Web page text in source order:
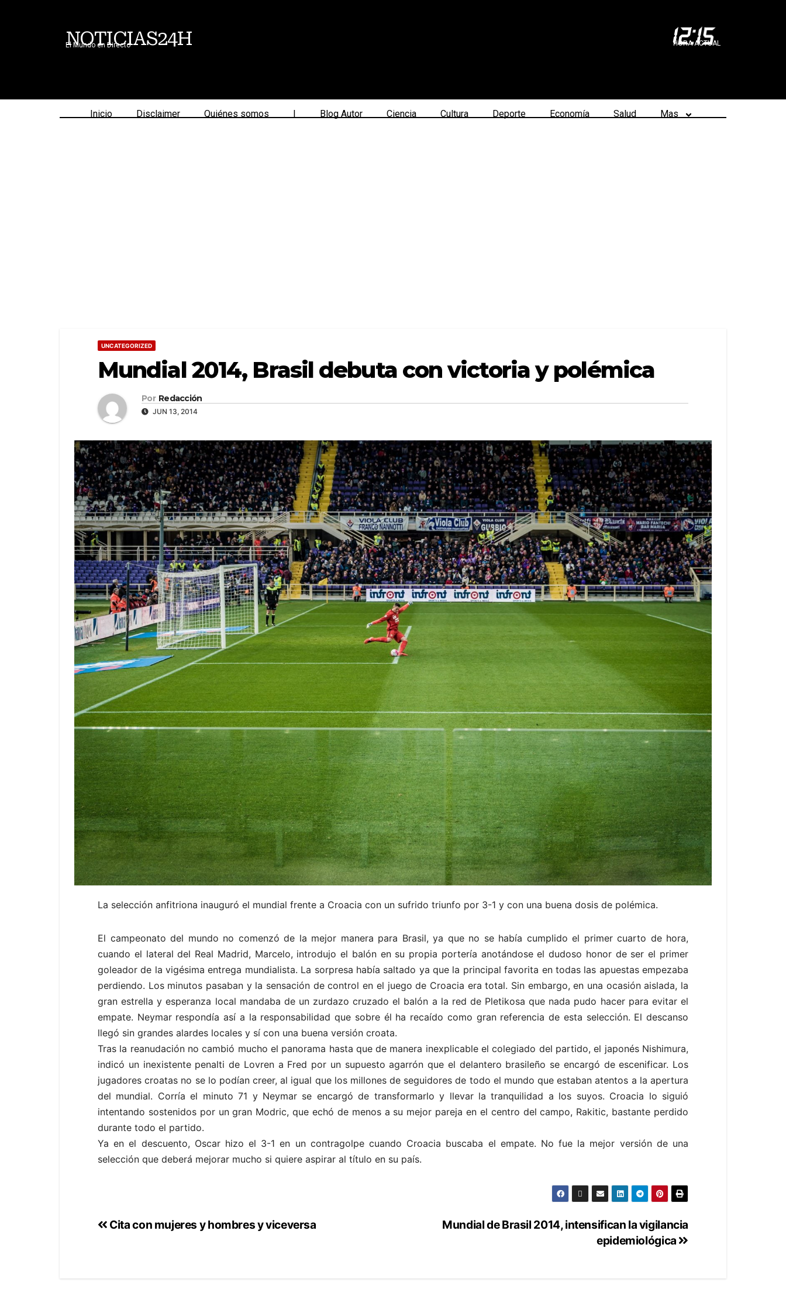
NOTICIAS24H
El Mundo en Directo 12:15
HORA ACTUAL
Inicio Disclaimer Quiénes somos | Blog Autor Ciencia Cultura Deporte Economía Salud Mas
UNCATEGORIZED
Mundial 2014, Brasil debuta con victoria y polémica
Por Redacción
JUN 13, 2014
La selección anfitriona inauguró el mundial frente a Croacia con un sufrido triunfo por 3-1 y con una buena dosis de polémica.
El campeonato del mundo no comenzó de la mejor manera para Brasil, ya que no se había cumplido el primer cuarto de hora,
cuando el lateral del Real Madrid, Marcelo, introdujo el balón en su propia portería anotándose el dudoso honor de ser el primer
goleador de la vigésima entrega mundialista. La sorpresa había saltado ya que la principal favorita en todas las apuestas empezaba
perdiendo. Los minutos pasaban y la sensación de control en el juego de Croacia era total. Sin embargo, en una ocasión aislada, la
gran estrella y esperanza local mandaba de un zurdazo cruzado el balón a la red de Pletikosa que nada pudo hacer para evitar el
empate. Neymar respondía así a la responsabilidad que sobre él ha recaído como gran referencia de esta selección. El descanso
llegó sin grandes alardes locales y sí con una buena versión croata.
Tras la reanudación no cambió mucho el panorama hasta que de manera inexplicable el colegiado del partido, el japonés Nishimura,
indicó un inexistente penalti de Lovren a Fred por un supuesto agarrón que el delantero brasileño se encargó de escenificar. Los
jugadores croatas no se lo podían creer, al igual que los millones de seguidores de todo el mundo que estaban atentos a la apertura
del mundial. Corría el minuto 71 y Neymar se encargó de transformarlo y llevar la tranquilidad a los suyos. Croacia lo siguió
intentando sostenidos por un gran Modric, que echó de menos a su mejor pareja en el centro del campo, Rakitic, bastante perdido
durante todo el partido.
Ya en el descuento, Oscar hizo el 3-1 en un contragolpe cuando Croacia buscaba el empate. No fue la mejor versión de una
selección que deberá mejorar mucho si quiere aspirar al título en su país.
Mundial de Brasil 2014, intensifican la vigilancia
epidemiológica
Cita con mujeres y hombres y viceversa